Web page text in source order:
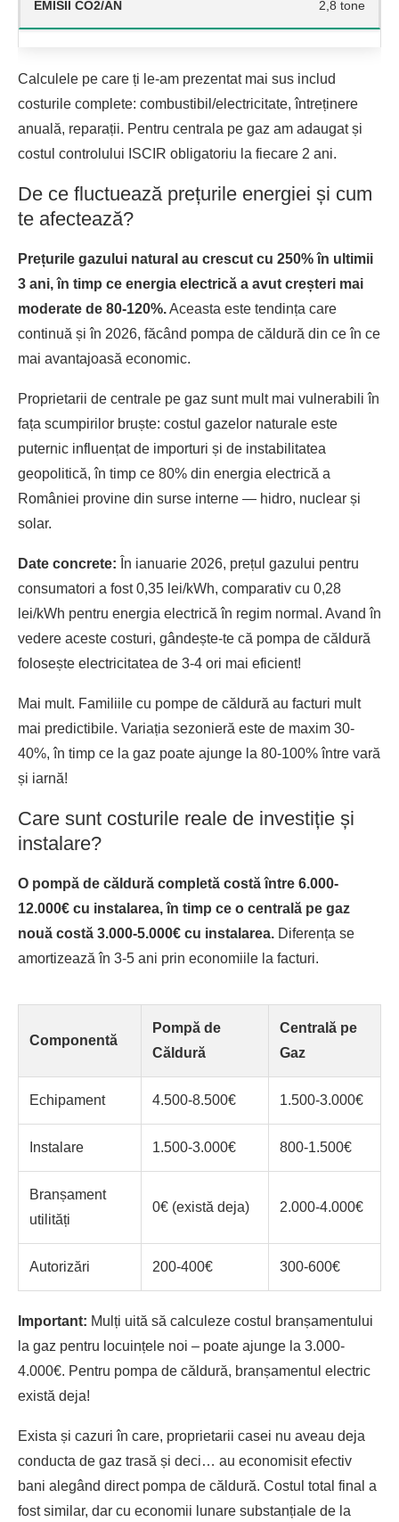
2,8 tone
Calculele pe care ți le-am prezentat mai sus includ
costurile complete: combustibil/electricitate, întreținere
anuală, reparații. Pentru centrala pe gaz am adaugat și
costul controlului ISCIR obligatoriu la fiecare 2 ani.
De ce fluctuează prețurile energiei și cum
te afectează?
Prețurile gazului natural au crescut cu 250% în ultimii
3 ani, în timp ce energia electrică a avut creșteri mai
moderate de 80-120%.Aceasta este tendința care
continuă și în 2026, făcând pompa de căldură din ce în ce
mai avantajoasă economic.
Proprietarii de centrale pe gaz sunt mult mai vulnerabili în
fața scumpirilor bruște: costul gazelor naturale este
puternic influențat de importuri și de instabilitatea
geopolitică, în timp ce 80% din energia electrică a
României provine din surse interne — hidro, nuclear și
solar.
Date concrete: În ianuarie 2026, prețul gazului pentru
consumatori a fost 0,35 lei/kWh, comparativ cu 0,28
lei/kWh pentru energia electrică în regim normal. Avand în
vedere aceste costuri, gândește-te că pompa de căldură
folosește electricitatea de 3-4 ori mai eficient!
Mai mult. Familiile cu pompe de căldură au facturi mult
mai predictibile. Variația sezonieră este de maxim 30-
40%, în timp ce la gaz poate ajunge la 80-100% între vară
și iarnă!
Care sunt costurile reale de investiție și
instalare?
O pompă de căldură completă costă între 6.000-
12.000€ cu instalarea, în timp ce o centrală pe gaz
nouă costă 3.000-5.000€ cu instalarea. Diferența se
amortizează în 3-5 ani prin economiile la facturi.
Componentă
Pompă de
Căldură
Centrală pe
Gaz
Echipament 4.500-8.500€ 1.500-3.000€
Instalare 1.500-3.000€ 800-1.500€
Branșament
utilități
0€ (există deja) 2.000-4.000€
Autorizări 200-400€ 300-600€
Important: Mulți uită să calculeze costul branșamentului
la gaz pentru locuințele noi – poate ajunge la 3.000-
4.000€. Pentru pompa de căldură, branșamentul electric
există deja!
Exista și cazuri în care, proprietarii casei nu aveau deja
conducta de gaz trasă și deci… au economisit efectiv
bani alegând direct pompa de căldură. Costul total final a
fost similar, dar cu economii lunare substanțiale de la